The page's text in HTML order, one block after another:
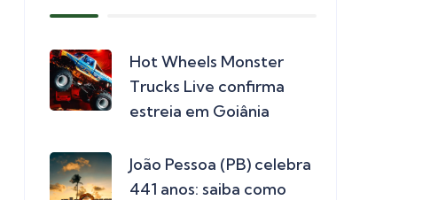
Hot Wheels Monster
Trucks Live confirma
estreia em Goiânia
João Pessoa (PB) celebra
441 anos: saiba como